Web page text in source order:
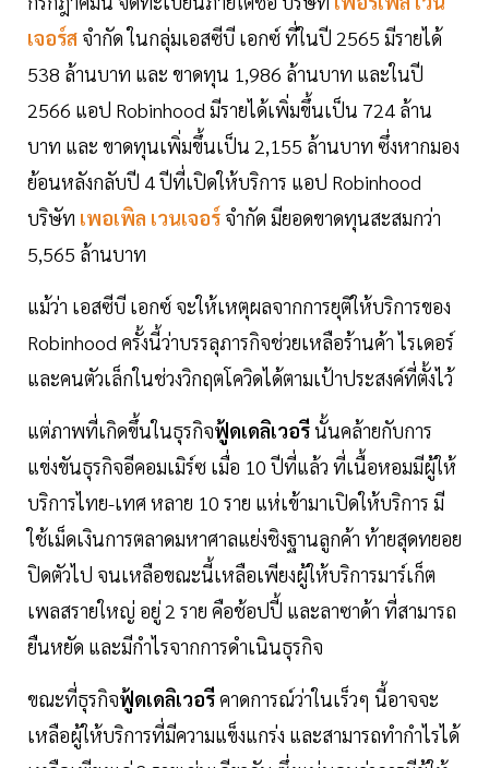
เจอร์ส จำกัด ในกลุ่มเอสซีบี เอกซ์ ที่ในปี 2565 มีรายได้
538 ล้านบาท และ ขาดทุน 1,986 ล้านบาท และในปี
2566 แอป Robinhood มีรายได้เพิ่มขึ้นเป็น 724 ล้าน
บาท และ ขาดทุนเพิ่มขึ้นเป็น 2,155 ล้านบาท ซึ่งหากมอง
ย้อนหลังกลับปี 4 ปีที่เปิดให้บริการ แอป Robinhood
บริษัท เพอเพิล เวนเจอร์ จำกัด มียอดขาดทุนสะสมกว่า
5,565 ล้านบาท
แม้ว่า เอสซีบี เอกซ์ จะให้เหตุผลจากการยุติให้บริการของ
Robinhood ครั้งนี้ว่าบรรลุภารกิจช่วยเหลือร้านค้า ไรเดอร์
และคนตัวเล็กในช่วงวิกฤตโควิดได้ตามเป้าประสงค์ที่ตั้งไว้
แต่ภาพที่เกิดขึ้นในธุรกิจฟู้ดเดลิเวอรีนั้นคล้ายกับการ
แข่งขันธุรกิจอีคอมเมิร์ซ เมื่อ 10 ปีที่แล้ว ที่เนื้อหอมมีผู้ให้
บริการไทย-เทศ หลาย 10 ราย แห่เข้ามาเปิดให้บริการ มี
ใช้เม็ดเงินการตลาดมหาศาลแย่งชิงฐานลูกค้า ท้ายสุดทยอย
ปิดตัวไป จนเหลือขณะนี้เหลือเพียงผู้ให้บริการมาร์เก็ต
เพลสรายใหญ่ อยู่ 2 ราย คือช้อปปี้ และลาซาด้า ที่สามารถ
ยืนหยัด และมีกำไรจากการดำเนินธุรกิจ
ขณะที่ธุรกิจฟู้ดเดลิเวอรีคาดการณ์ว่าในเร็วๆ นี้อาจจะ
เหลือผู้ให้บริการที่มีความแข็งแกร่ง และสามารถทำกำไรได้